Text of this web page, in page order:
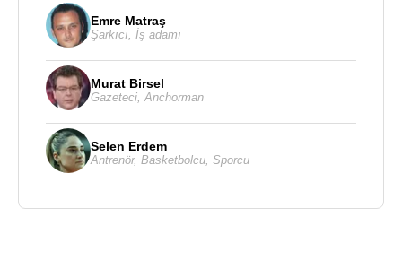
Emre Matraş
Şarkıcı İş adamı
Murat Birsel
Gazeteci Anchorman
Selen Erdem
Antrenör, Basketbolcu Sporcu